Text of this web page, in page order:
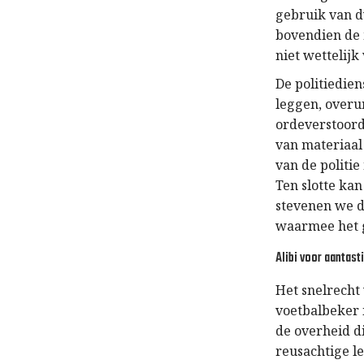
gebruik van
bovendien
niet wettelijk
De
leggen,
van
van de politie
Ten slotte
stevenen we
waarmee het
Alibi voor
Het
voetbalbeker
de overheid
reusachtige